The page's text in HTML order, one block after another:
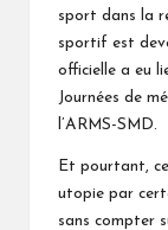
sport dans la
sportif est
officielle a eu
Journées de
l’ARMS-SMD.
Et pourtant,
utopie par
sans compter